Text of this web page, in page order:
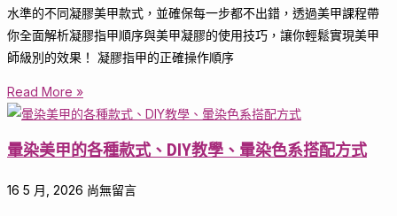
水準的不同凝膠美甲款式，並確保每一步都不出錯，透過美甲課程帶
你全面解析凝膠指甲順序與美甲凝膠的使用技巧，讓你輕鬆實現美甲
師級別的效果！ 凝膠指甲的正確操作順序
Read More »
暈染美甲的各種款式、DIY教學、暈染色系搭配方式
16 5 月, 2026 尚無留言